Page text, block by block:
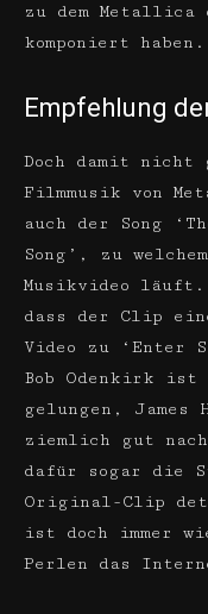
zu dem Metallica
komponiert haben.
Empfehlung
Doch damit nicht
Filmmusik von
auch der Song
Song’, zu
Musikvideo
dass der Clip
Video zu ‘Enter
Bob Odenkirk
gelungen,
ziemlich gut
dafür sogar die
Original-Clip
ist doch immer
Perlen das